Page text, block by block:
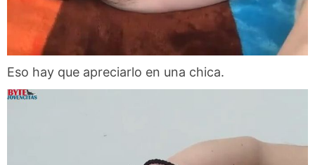
Eso hay que apreciarlo en una chica.